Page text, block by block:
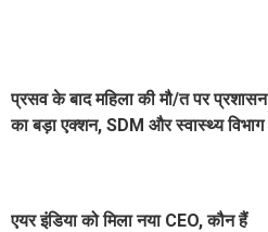
प्रसव के बाद महिला की मौ/त पर प्रशासन
का बड़ा एक्शन, SDM और स्वास्थ्य विभाग
एयर इंडिया को मिला नया CEO, कौन हैं